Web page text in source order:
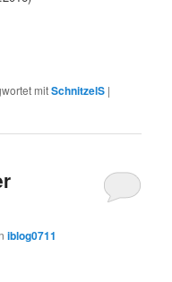
mitSchnitzelS |
iblog0711